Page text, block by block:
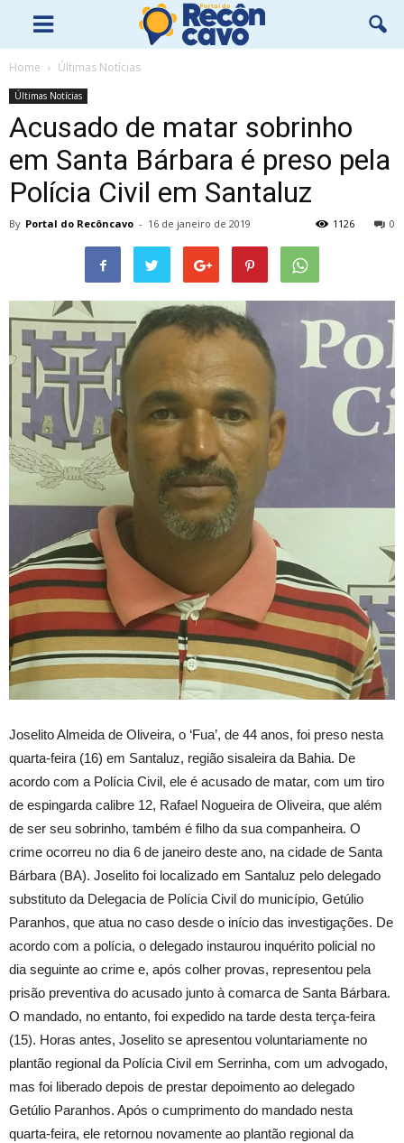
Home Últimas Notícias
Últimas Notícias
Acusado de matar sobrinho
em Santa Bárbara é preso pela
Polícia Civil em Santaluz
By Portal do Recôncavo - 16 de janeiro de 2019 0
1126
Joselito Almeida de Oliveira, o ‘Fua’, de 44 anos, foi preso nesta
quarta-feira (16) em Santaluz, região sisaleira da Bahia. De
acordo com a Polícia Civil, ele é acusado de matar, com um tiro
de espingarda calibre 12, Rafael Nogueira de Oliveira, que além
de ser seu sobrinho, também é filho da sua companheira. O
crime ocorreu no dia 6 de janeiro deste ano, na cidade de Santa
Bárbara (BA). Joselito foi localizado em Santaluz pelo delegado
substituto da Delegacia de Polícia Civil do município, Getúlio
Paranhos, que atua no caso desde o início das investigações. De
acordo com a polícia, o delegado instaurou inquérito policial no
dia seguinte ao crime e, após colher provas, representou pela
prisão preventiva do acusado junto à comarca de Santa Bárbara.
O mandado, no entanto, foi expedido na tarde desta terça-feira
(15). Horas antes, Joselito se apresentou voluntariamente no
plantão regional da Polícia Civil em Serrinha, com um advogado,
mas foi liberado depois de prestar depoimento ao delegado
Getúlio Paranhos. Após o cumprimento do mandado nesta
quarta-feira, ele retornou novamente ao plantão regional da